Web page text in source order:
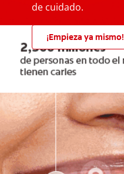
de cuidado.
¡Empieza ya mismo!